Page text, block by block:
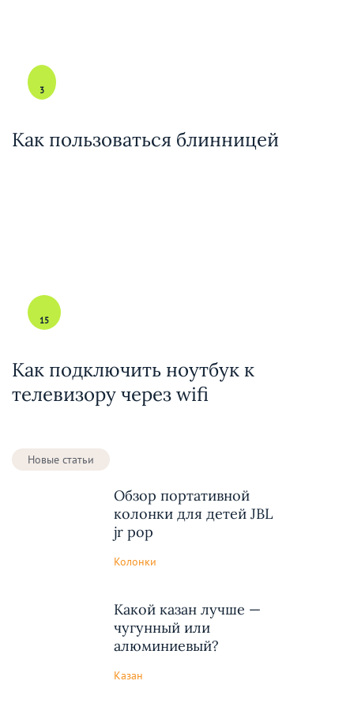
3
Как пользоваться блинницей
15
Как подключить ноутбук к
телевизору через wifi
Новые статьи
Обзор портативной
колонки для детей JBL
jr pop
Колонки
Какой казан лучше —
чугунный или
алюминиевый?
Казан